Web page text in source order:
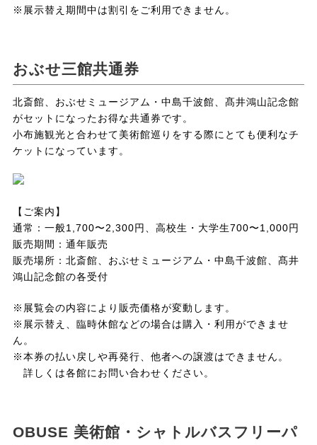
※展示替え期間中は割引をご利用できません。
おぶせ三館共通券
北斎館、おぶせミュージアム・中島千波館、髙井鴻山記念館
がセットになったお得な共通券です。
小布施観光と合わせて美術館巡りをする際にとても便利なチ
ケットになっています。
【ご案内】
通常：一般1,700〜2,300円、高校生・大学生700〜1,000円
販売期間：通年販売
販売場所：北斎館、おぶせミュージアム・中島千波館、髙井
鴻山記念館の各受付
※展覧会の内容により販売価格が変動します。
※展示替え、臨時休館などの場合は購入・利用ができませ
ん。
※本券の払い戻しや再発行、他者への譲渡はできません。
詳しくは各館にお問い合わせください。
OBUSE 美術館・シャトルバスフリーパ